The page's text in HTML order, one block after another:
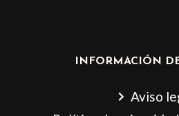
INFORMACIÓN
Aviso